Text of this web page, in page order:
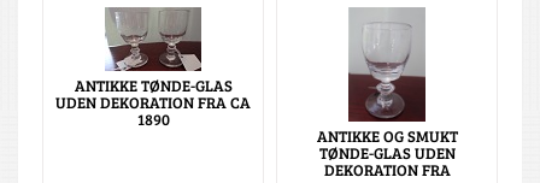
ANTIKKE TØNDE-GLAS
UDEN DEKORATION FRA CA
1890
ANTIKKE OG SMUKT
TØNDE-GLAS UDEN
DEKORATION FRA